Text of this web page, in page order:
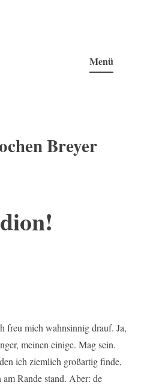
Menü
Breyer
freu mich wahnsinnig drauf. Ja,
meinen einige. Mag sein.
ich ziemlich großartig finde,
Rande stand. Aber: de